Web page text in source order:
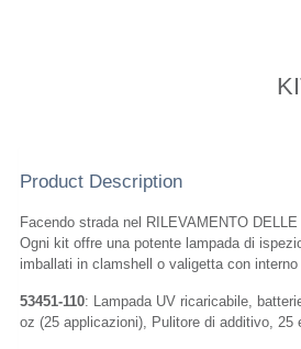
Product Description
Facendo strada nel RILEVAMENTO
Ogni kit offre una potente lampada di
imballati in clamshell o valigetta con interno
53451-110: Lampada UV ricaricabile,
oz (25 applicazioni), Pulitore di additivo,